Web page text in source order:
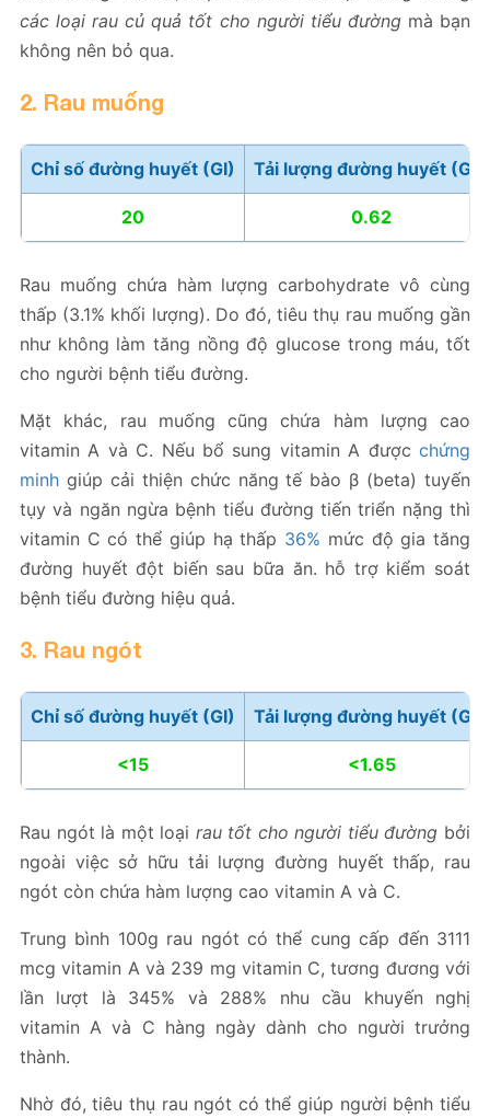
các loại rau củ quả tốt cho người tiểu đường mà bạn
không nên bỏ qua.
2. Rau muống
Chỉ số đường huyết (GI) Tải lượng đường huyết (GL)
20 0.62
Rau muống chứa hàm lượng carbohydrate vô cùng
thấp (3.1% khối lượng). Do đó, tiêu thụ rau muống gần
như không làm tăng nồng độ glucose trong máu, tốt
cho người bệnh tiểu đường.
Mặt khác, rau muống cũng chứa hàm lượng cao
vitamin A và C. Nếu bổ sung vitamin A được chứng
minh giúp cải thiện chức năng tế bào β (beta) tuyến
tụy và ngăn ngừa bệnh tiểu đường tiến triển nặng thì
vitamin C có thể giúp hạ thấp 36% mức độ gia tăng
đường huyết đột biến sau bữa ăn. hỗ trợ kiểm soát
bệnh tiểu đường hiệu quả.
3. Rau ngót
Chỉ số đường huyết (GI) Tải lượng đường huyết (GL)
<15 <1.65
Rau ngót là một loại rau tốt cho người tiểu đường bởi
ngoài việc sở hữu tải lượng đường huyết thấp, rau
ngót còn chứa hàm lượng cao vitamin A và C.
Trung bình 100g rau ngót có thể cung cấp đến 3111
mcg vitamin A và 239 mg vitamin C, tương đương với
lần lượt là 345% và 288% nhu cầu khuyến nghị
vitamin A và C hàng ngày dành cho người trưởng
thành.
Nhờ đó, tiêu thụ rau ngót có thể giúp người bệnh tiểu